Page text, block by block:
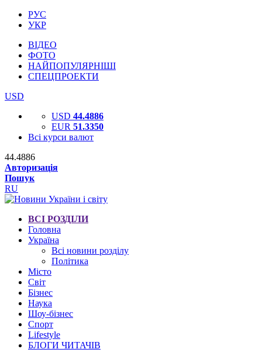
РУС
УКР
ВІДЕО
ФОТО
НАЙПОПУЛЯРНІШІ
СПЕЦПРОЕКТИ
USD
USD 44.4886
EUR 51.3350
Всі курси валют
44.4886
Авторизація
Пошук
RU
ВСІ РОЗДІЛИ
Головна
Україна
Всі новини розділу
Політика
Місто
Світ
Бізнес
Наука
Шоу-бізнес
Спорт
Lifestyle
БЛОГИ ЧИТАЧІВ